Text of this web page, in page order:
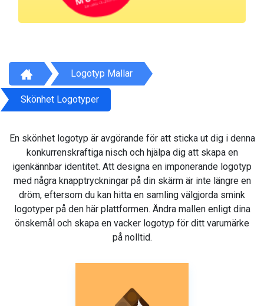
Logotyp Mallar
Skönhet Logotyper
En skönhet logotyp är avgörande för att sticka ut dig i denna
konkurrenskraftiga nisch och hjälpa dig att skapa en
igenkännbar identitet. Att designa en imponerande logotyp
med några knapptryckningar på din skärm är inte längre en
dröm, eftersom du kan hitta en samling välgjorda smink
logotyper på den här plattformen. Ändra mallen enligt dina
önskemål och skapa en vacker logotyp för ditt varumärke
på nolltid.